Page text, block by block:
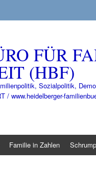
FÜR
(HBF)
Sozialpolitik,
/ www.heidelberger-
Familie in Zahlen